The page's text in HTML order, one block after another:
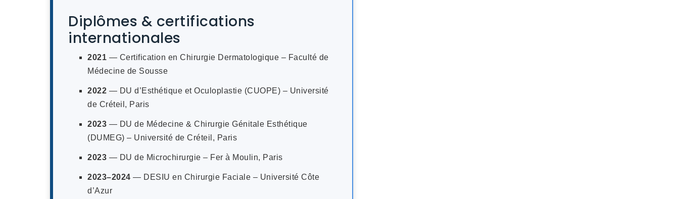
Diplômes & certifications
internationales
2021 — Certification en Chirurgie Dermatologique – Faculté de
Médecine de Sousse
2022 — DU d’Esthétique et Oculoplastie (CUOPE) – Université
de Créteil, Paris
2023 — DU de Médecine & Chirurgie Génitale Esthétique
(DUMEG) – Université de Créteil, Paris
2023 — DU de Microchirurgie – Fer à Moulin, Paris
2023–2024 — DESIU en Chirurgie Faciale – Université Côte
d’Azur